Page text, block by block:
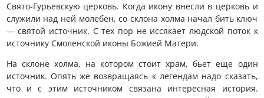
Свято-Гурьевскую церковь. Когда икону внесли в церковь и
служили над ней молебен, со склона холма начал бить ключ
— святой источник. С тех пор не иссякает людской поток к
источнику Смоленской иконы Божией Матери.
На склоне холма, на котором стоит храм, бьет еще один
источник. Опять же возвращаясь к легендам надо сказать,
что и с этим источником связана интересная история.